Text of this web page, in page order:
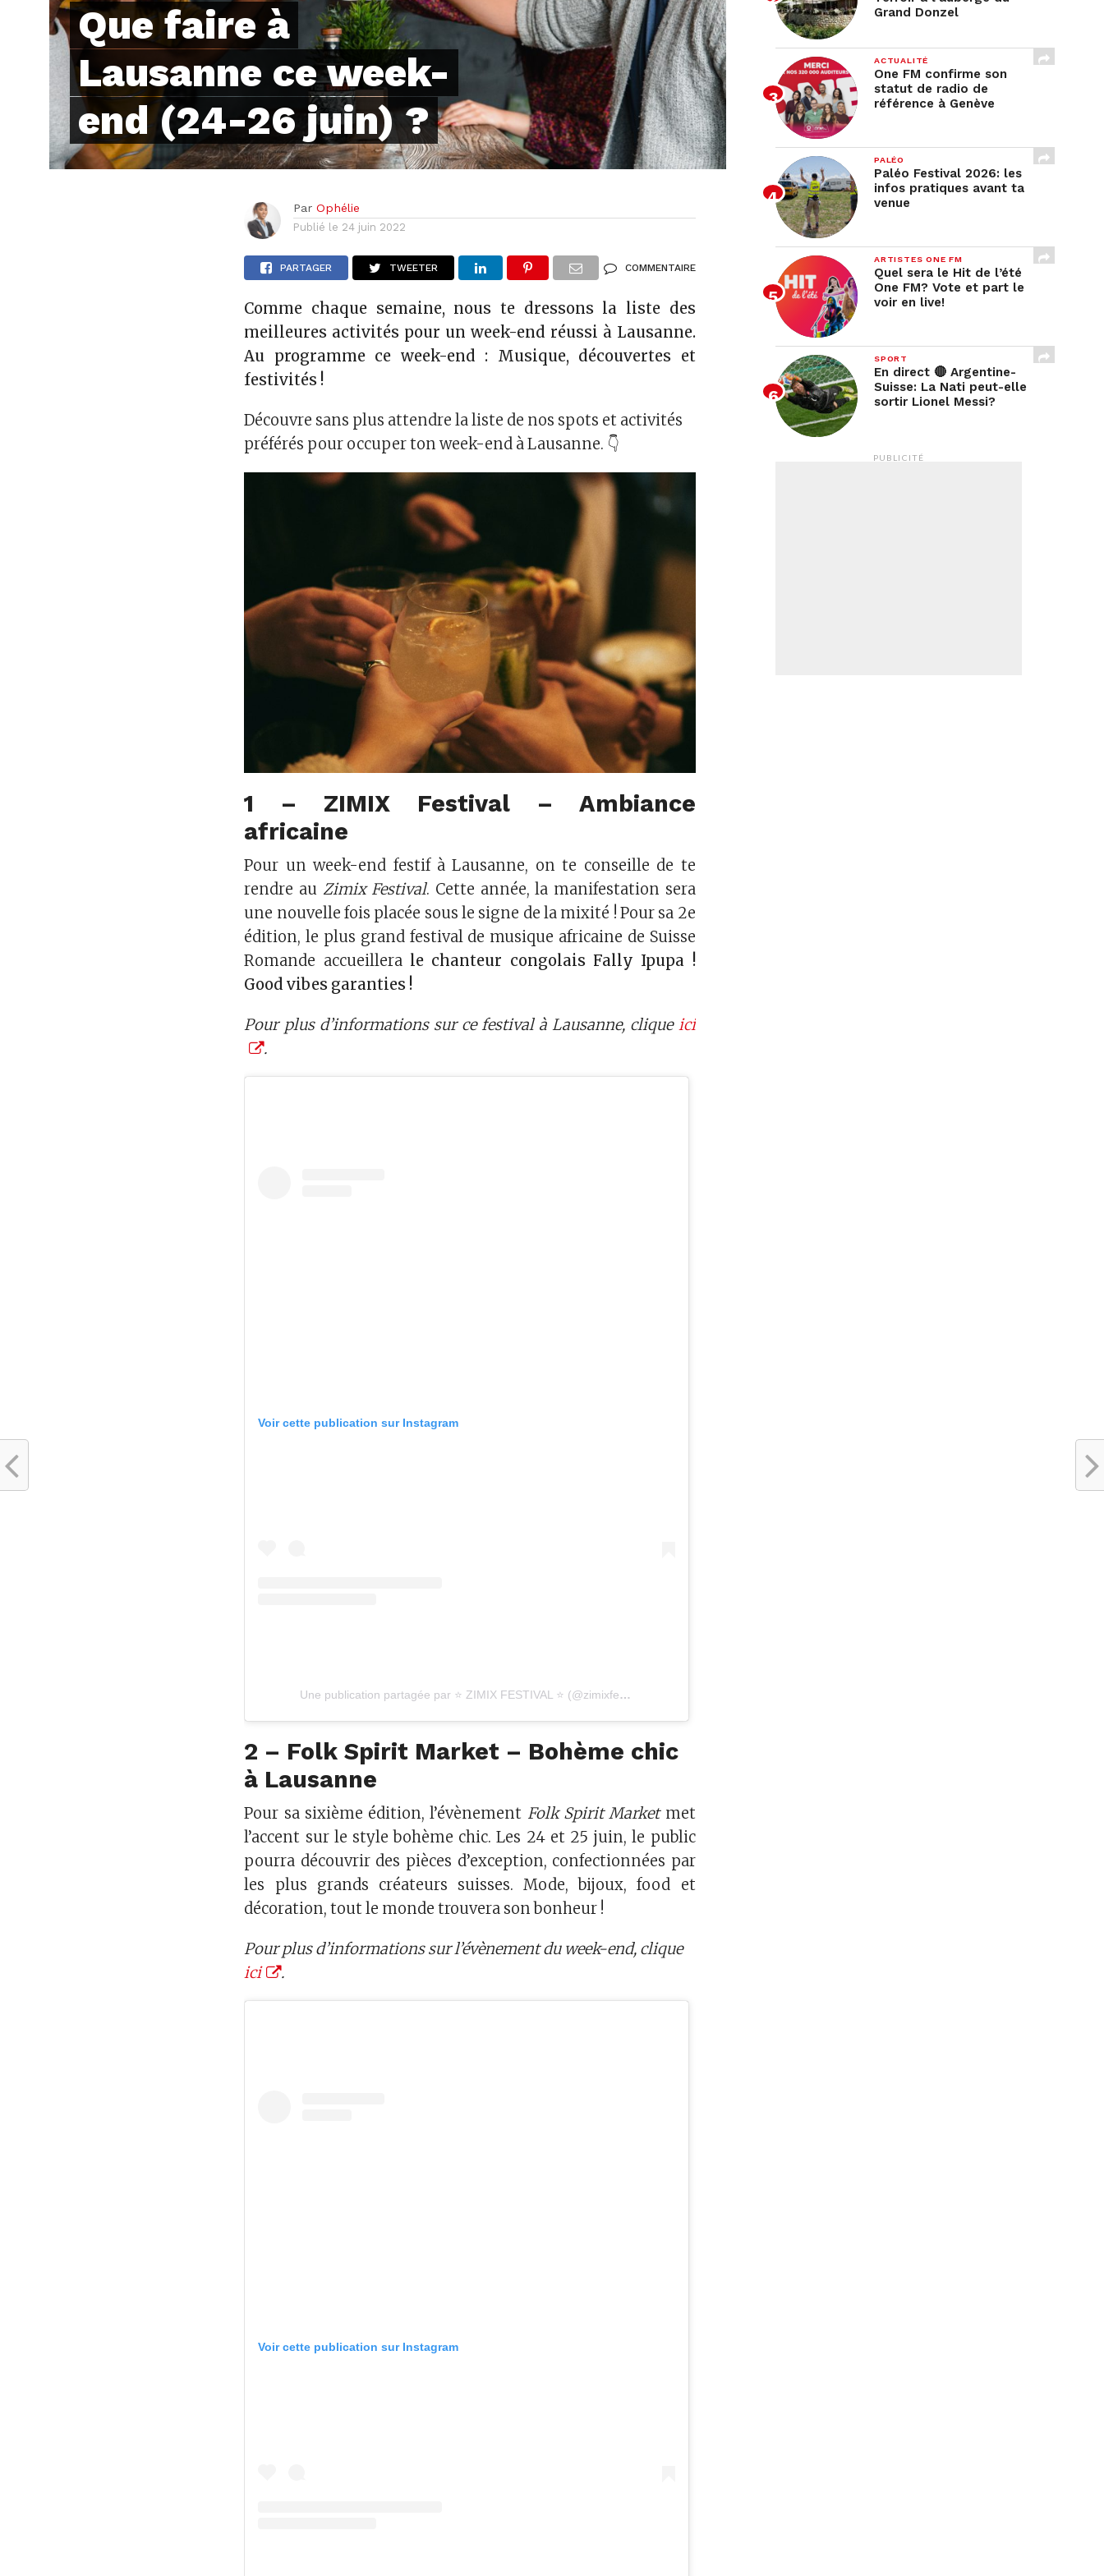
Que faire à
Lausanne ce week-
end (24-26 juin) ?
Par Ophélie
Publié le 24 juin 2022
PARTAGER TWEETER COMMENTAIRE
Comme chaque semaine, nous te dressons la liste des
meilleures activités pour un week-end réussi à Lausanne.
Au programme ce week-end : Musique, découvertes et
festivités !
Découvre sans plus attendre la liste de nos spots et activités
préférés pour occuper ton week-end à Lausanne. 👇
1 – ZIMIX Festival – Ambiance
africaine
Pour un week-end festif à Lausanne, on te conseille de te
rendre au Zimix Festival. Cette année, la manifestation sera
une nouvelle fois placée sous le signe de la mixité ! Pour sa 2e
édition, le plus grand festival de musique africaine de Suisse
Romande accueillera le chanteur congolais Fally Ipupa !
Good vibes garanties !
Pour plus d’informations sur ce festival à Lausanne, clique ici
.
Voir cette publication sur Instagram
Une publication partagée par ⭐ ZIMIX FESTIVAL ⭐ (@zimixfestival)
2 – Folk Spirit Market – Bohème chic
à Lausanne
Pour sa sixième édition, l’évènement Folk Spirit Market met
l’accent sur le style bohème chic. Les 24 et 25 juin, le public
pourra découvrir des pièces d’exception, confectionnées par
les plus grands créateurs suisses. Mode, bijoux, food et
décoration, tout le monde trouvera son bonheur !
Pour plus d’informations sur l’évènement du week-end, clique
ici
.
Voir cette publication sur Instagram
Grand Donzel
ACTUALITÉ
One FM confirme son
statut de radio de
référence à Genève
PALÉO
Paléo Festival 2026: les
infos pratiques avant ta
venue
ARTISTES ONE FM
Quel sera le Hit de l’été
One FM? Vote et part le
voir en live!
SPORT
En direct 🔴 Argentine-
Suisse: La Nati peut-elle
sortir Lionel Messi?
PUBLICITÉ